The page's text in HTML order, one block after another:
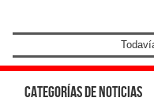
Categorías de noticias